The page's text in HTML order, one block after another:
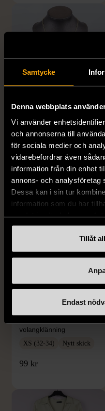
Samtycke
Denna webbplats
Vi använder
och annonserna till
för sociala medier och
vidarebefordrar även
information från din enhet
annons- och analysföretag
Dessa kan i sin tur
information som du har
Tillåt
Endast
SNÖ of Sweden -
Halsband med
cirkelhänge
Gott skick
169 kr
H&M - Leopardmönstrad
volangklänning
XS (32-34) Nytt skick
99 kr